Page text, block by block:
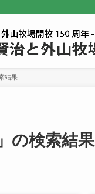
結果
の検索結果